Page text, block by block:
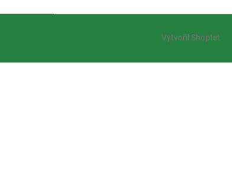
Vytvořil Shoptet